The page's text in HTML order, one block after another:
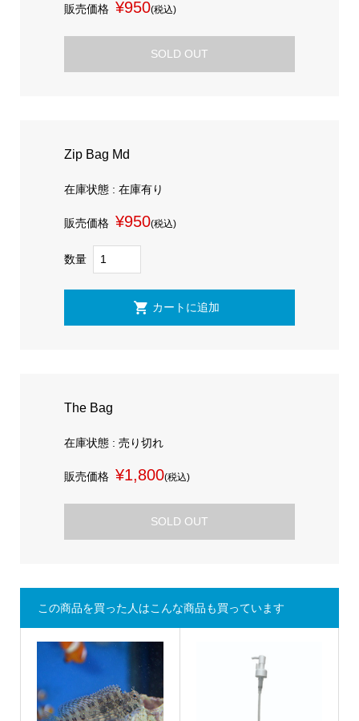
販売価格 ¥950(税込)
SOLD OUT
Zip Bag Md
在庫状態 : 在庫有り
販売価格 ¥950(税込)
数量
The Bag
在庫状態 : 売り切れ
販売価格 ¥1,800(税込)
SOLD OUT
この商品を買った人はこんな商品も買っています